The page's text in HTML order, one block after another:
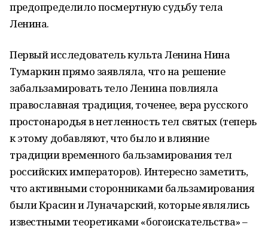
предопределило посмертную судьбу тела
Ленина.
Первый исследователь культа Ленина Нина
Тумаркин прямо заявляла, что на решение
забальзамировать тело Ленина повлияла
православная традиция, точенее, вера русского
простонародья в нетленность тел святых (теперь
к этому добавляют, что было и влияние
традиции временного бальзамирования тел
российских императоров). Интересно заметить,
что активными сторонниками бальзамирования
были Красин и Луначарский, которые являлись
известными теоретиками «богоискательства» –